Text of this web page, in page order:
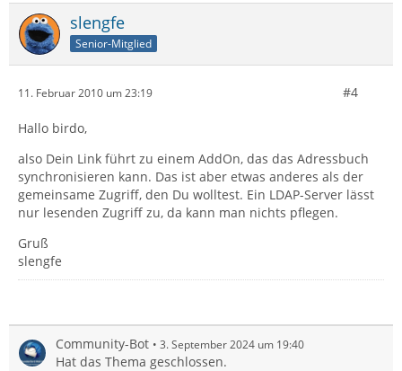
slengfe
Senior-Mitglied
11. Februar 2010 um 23:19 #4
Hallo birdo,
also Dein Link führt zu einem AddOn, das das Adressbuch
synchronisieren kann. Das ist aber etwas anderes als der
gemeinsame Zugriff, den Du wolltest. Ein LDAP-Server lässt
nur lesenden Zugriff zu, da kann man nichts pflegen.
Gruß
slengfe
Community-Bot 3. September 2024 um 19:40
Hat das Thema geschlossen.